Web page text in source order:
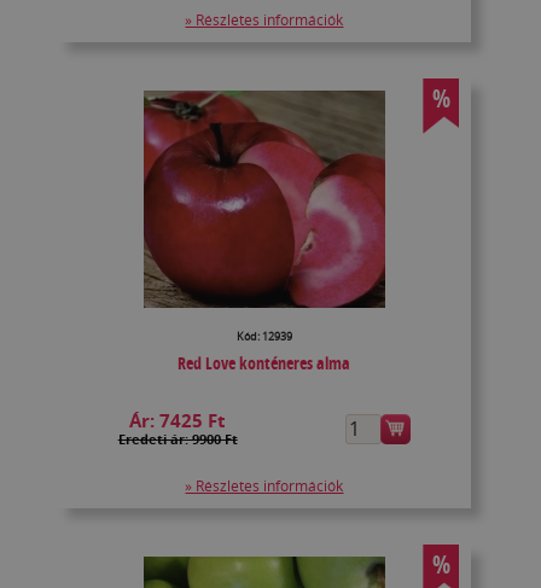
» Részletes információk
%
Kód: 12939
Red Love konténeres alma
Ár:7425 Ft
Eredeti ár: 9900 Ft
» Részletes információk
%